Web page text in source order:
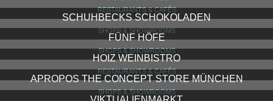
ARCHITECTURE